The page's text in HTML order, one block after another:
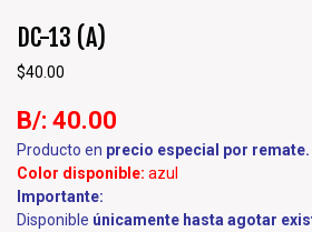
DC-13 (A)
$40.00
B/: 40.00
Producto en precio especial por remate.
Color disponible: azul
Importante:
Disponible únicamente hasta agotar